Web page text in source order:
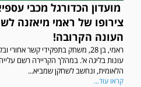
מועדון הכדורגל מכבי
צירופו של ראמי מיאזנה
העונה הקרובה!
עונות בליגה א’. במהלך הקריירה רשם
הלאומית, ונחשב לשחקן שמביא...
קראו עוד...